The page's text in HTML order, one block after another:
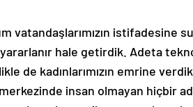
hale getirdik. Adeta
de kadınlarımızın emrine
insan olmayan hiçbir
ve ekonomik yaşamın her